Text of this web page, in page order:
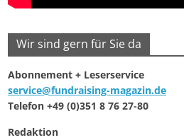
Wir sind gern für Sie da
Abonnement + Leserservice
service@fundraising-magazin.de
Telefon +49 (0)351 8 76 27-80
Redaktion